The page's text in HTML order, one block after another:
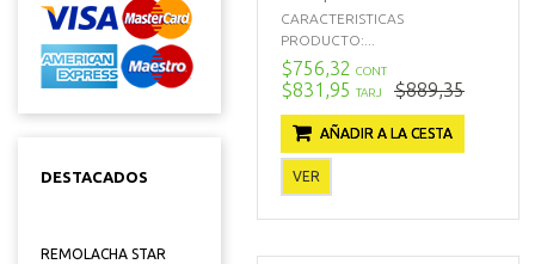
DESTACADOS
REMOLACHA STAR
CARACTERISTICAS
PRODUCTO:...
$756,32 CONT
$831,95 TARJ $889,35
AÑADIR A LA CESTA
VER